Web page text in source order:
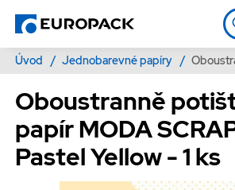
Úvod / Jednobarevné papíry /
Oboustranně
papír MODA
Pastel Yellow - 1 ks